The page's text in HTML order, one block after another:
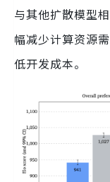
与其他扩散模型
幅减少计算资源
低开发成本。